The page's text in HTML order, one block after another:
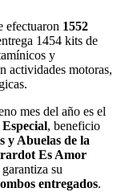
efectuaron 1552
1454 kits de
y
actividades motoras,
mes del año es el
, beneficio
y Abuelas de la
Es Amor
su
entregados.